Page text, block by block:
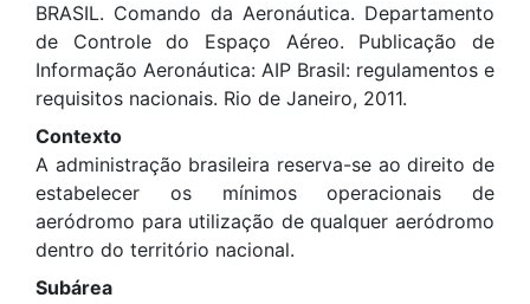
BRASIL. Comando da Aeronáutica. Departamento
de Controle do Espaço Aéreo. Publicação de
Informação Aeronáutica: AIP Brasil: regulamentos e
requisitos nacionais. Rio de Janeiro, 2011.
Contexto
A administração brasileira reserva-se ao direito de
estabelecer os mínimos operacionais de
aeródromo para utilização de qualquer aeródromo
dentro do território nacional.
Subárea